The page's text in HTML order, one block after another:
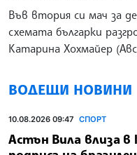
Във втория си мач за
схемата българки
Катарина Хохмайер
ВОДЕЩИ НОВИНИ
10.08.2026 09:47 СПОРТ
Астън Вила влиза в